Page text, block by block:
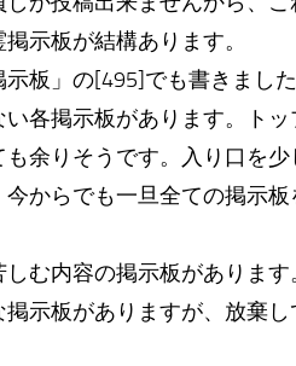
示板が結構あります。
示板」の[495]でも書きまし
各掲示板があります。ト
余りそうです。入り口を
からでも一旦全ての掲示
む内容の掲示板がありま
示板がありますが、放棄